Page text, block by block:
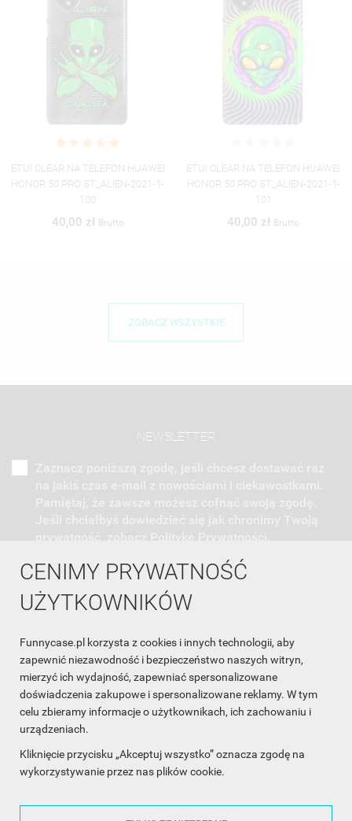
CENIMY PRYWATNOŚĆ
UŻYTKOWNIKÓW
Funnycase.pl korzysta z cookies i innych technologii, aby
zapewnić niezawodność i bezpieczeństwo naszych witryn,
mierzyć ich wydajność, zapewniać spersonalizowane
doświadczenia zakupowe i spersonalizowane reklamy. W tym
celu zbieramy informacje o użytkownikach, ich zachowaniu i
urządzeniach.
Kliknięcie przycisku „Akceptuj wszystko” oznacza zgodę na
wykorzystywanie przez nas plików cookie.
ETUI CLEAR NA TELEFON HUAWEI
HONOR 50 PRO ST_ALIEN-2021-1-
101
40,00 zł Brutto
ETUI CLEAR NA TELEFON HUAWEI
HONOR 50 PRO ST_ALIEN-2021-1-
102
40,00 zł Brutto
ZOBACZ WSZYSTKIE
NEWSLETTER
INFORMACJA O SKLEPIE
INFORMACJE
OBSŁUGA KLIENTA
WSPÓŁPRACA
ŚLEDŹ NAS NA FACEBOOKU